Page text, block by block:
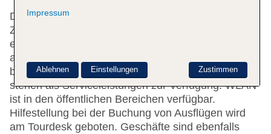
Das Cityhotel wurde im Jahr 1860 gebaut. Die 53
Zimmer verteilen sich auf 5 Etagen und sind über
einen Aufzug erreichbar. Das freundliche Personal
an der Rezeption ist gerne bei allen Fragen
behilflich. Eine Gepäckaufbewahrung und ein Safe
stehen als Serviceleistungen zur Verfügung. WLAN
ist in den öffentlichen Bereichen verfügbar.
Hilfestellung bei der Buchung von Ausflügen wird
am Tourdesk geboten. Geschäfte sind ebenfalls
Impressum
Zustimmen
Ablehnen Einstellungen